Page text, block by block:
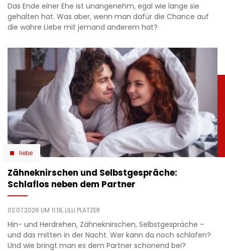
Das Ende einer Ehe ist unangenehm, egal wie lange sie
gehalten hat. Was aber, wenn man dafür die Chance auf
die wahre Liebe mit jemand anderem hat?
liebe
Zähneknirschen und Selbstgespräche:
Schlaflos neben dem Partner
02.07.2026 UM 11:18, LILLI PLATZER
Hin- und Herdrehen, Zähneknirschen, Selbstgespräche –
und das mitten in der Nacht. Wer kann da noch schlafen?
Und wie bringt man es dem Partner schonend bei?